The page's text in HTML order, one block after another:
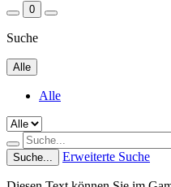
0
Suche
Alle
Alle
Suche... Erweiterte Suche